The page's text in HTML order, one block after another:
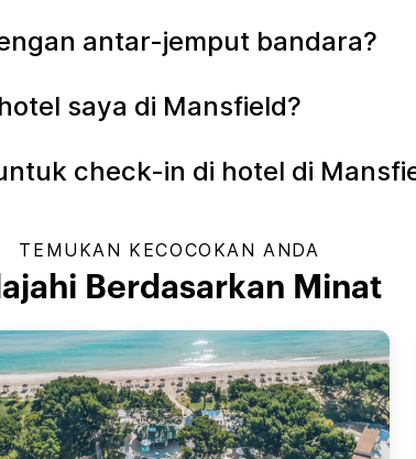
antar-jemput bandara?
saya di Mansfield?
check-in di hotel di
TEMUKAN KECOCOKAN ANDA
Berdasarkan Minat